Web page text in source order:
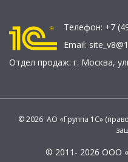
Телефон: +7
Email:
Отдел продаж: г. Москва,
© 2026 АО «Группа 1С»
© 2011- 2026 ООО